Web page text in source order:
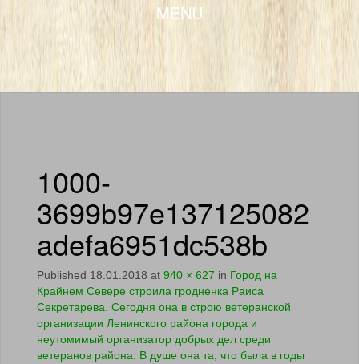
MENU
SKIP TO CONTENT
1000-
3699b97e137125082
adefa6951dc538b
Published 18.01.2018 at 940 × 627 in Город на
Крайнем Севере строила гродненка Раиса
Секретарева. Сегодня она в строю ветеранской
организации Ленинского района города и
неутомимый организатор добрых дел среди
ветеранов района. В душе она та, что была в годы